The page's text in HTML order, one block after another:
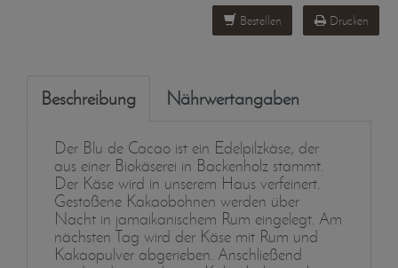
Bestellen Drucken
Beschreibung Nährwertangaben
Der Blu de Cacao ist ein Edelpilzkäse, der
aus einer Biokäserei in Backenholz stammt.
Der Käse wird in unserem Haus verfeinert.
Gestoßene Kakaobohnen werden über
Nacht in jamaikanischem Rum eingelegt. Am
nächsten Tag wird der Käse mit Rum und
Kakaopulver abgerieben. Anschließend